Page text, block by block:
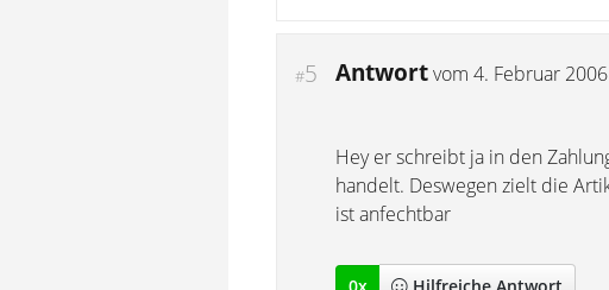
#5 Antwortvom 4. Februar
Hey er schreibt ja in den
handelt. Deswegen zielt die
ist anfechtbar